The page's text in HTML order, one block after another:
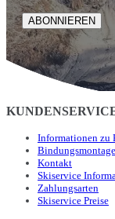
ABONNIEREN
Informationen zu
Bindungsmontage
Kontakt
Skiservice
Zahlungsarten
Skiservice Preise